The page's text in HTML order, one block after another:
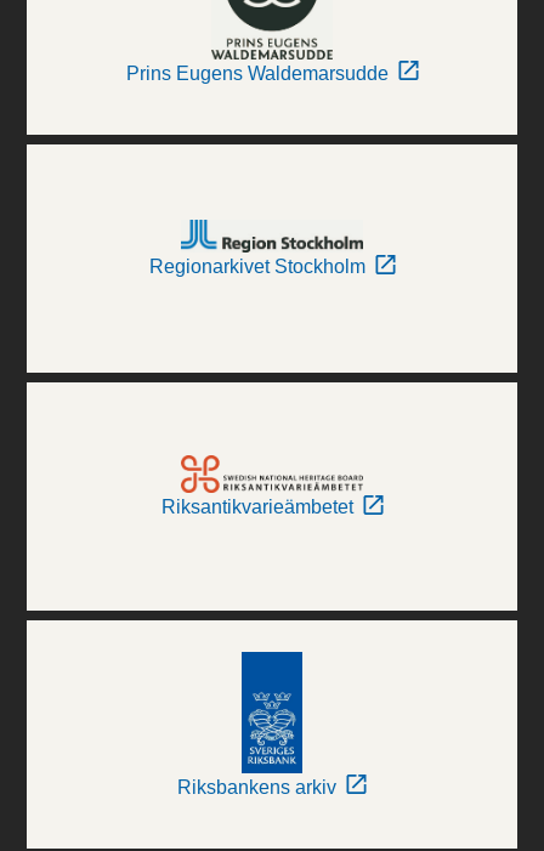
Prins Eugens Waldemarsudde
Regionarkivet Stockholm
Riksantikvarieämbetet
Riksbankens arkiv